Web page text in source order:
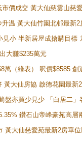
價成交 黃大仙慈雲山慈
温 黃大仙竹園北邨最新
小 半新居屋成搶購目標
大賺$235萬元
萬（綠表） 呎價$8585 創
大仙房協 啟德花園最新
亦買少見少 「白居二
鑽石山帝峰豪苑高層
大仙慈愛苑最新2房單